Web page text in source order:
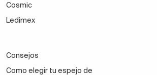
Cosmic
Ledimex
Consejos
Como elegir tu espejo de